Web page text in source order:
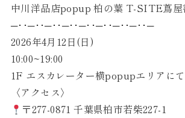
中川洋品店popup 柏の葉 T-SITE蔦屋
─･･─･･─･･─･･─･･─･･─･･─･･─
2026年4月12日(日)
10:00~19:00
1F エスカレーター横popupエリアにて
〈アクセス〉
〒277-0871 千葉県柏市若柴227-1